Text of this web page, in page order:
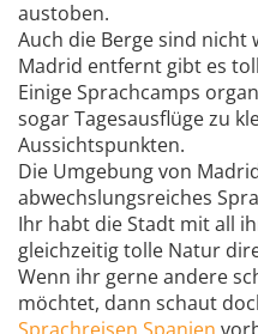
austoben.
Auch die Berge sind nicht
Madrid entfernt gibt es
Einige Sprachcamps
sogar Tagesausflüge zu
Aussichtspunkten.
Die Umgebung von
abwechslungsreiches
Ihr habt die Stadt mit all
gleichzeitig tolle Natur
Wenn ihr gerne andere
möchtet, dann schaut
Sprachreisen Spanien